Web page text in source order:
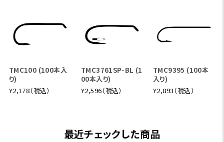
TMC100 (100本入
り)
¥2,178（税込）
TMC3761SP-BL (1
00本入り)
¥2,596（税込）
TMC9395 (100本
入り)
¥2,893（税込）
最近チェックした商品